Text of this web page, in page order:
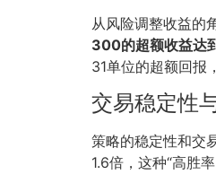
从风险调整收益的
300的超额收益达
31单位的超额回报
交易稳定性
策略的稳定性和交
1.6倍，这种“高胜